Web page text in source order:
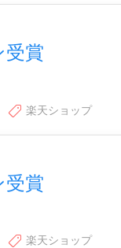
受賞
楽天ショップ
受賞
楽天ショップ